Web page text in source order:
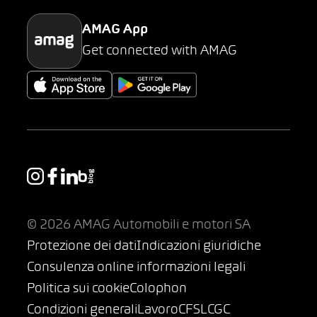
AMAG App
Get connected with AMAG
© 2026 AMAG Automobili e motori SA
Protezione dei datiIndicazioni giuridiche
Consulenza online informazioni legali
Politica sui cookieColophon
Condizioni generaliLavoroCFSLCGC